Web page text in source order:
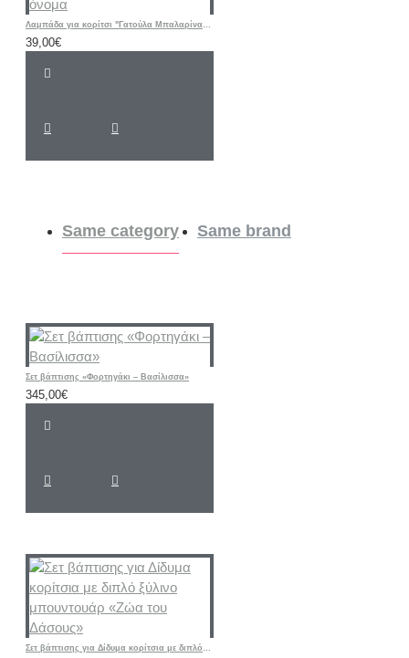
Λαμπάδα για κορίτσι "Γατούλα Μπαλαρίνα floral " με λαστιχάκι μαλλιών και όνομα
39,00€
Same category Same brand
Σετ βάπτισης «Φορτηγάκι – Βασίλισσα»
345,00€
Σετ βάπτισης για Δίδυμα κορίτσια με διπλό ξύλινο μπουντουάρ «Ζώα του Δάσους»